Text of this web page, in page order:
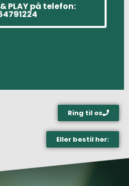
PLAY på telefon:
Ring til os
Eller bestil her: